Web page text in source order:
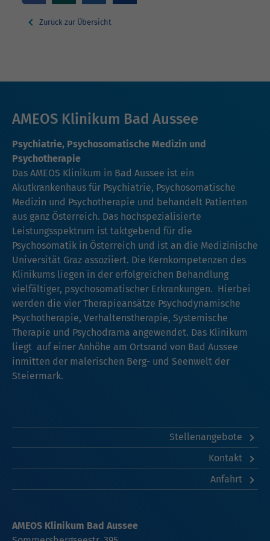
Zurück zur Übersicht
AMEOS Klinikum Bad Aussee
Psychiatrie, Psychosomatische Medizin und
Psychotherapie
Das AMEOS Klinikum in Bad Aussee ist ein
Akutkrankenhaus für Psychiatrie, Psychosomatische
Medizin und Psychotherapie und behandelt Patienten
aus ganz Österreich. Das hochspezialisierte
Leistungsspektrum ist taktgebend für die
Psychosomatik in Österreich und ist an die Medizinische
Universität Graz assoziiert. Die Kernkompetenzen des
Klinikums liegen in der erfolgreichen Behandlung
vielfältiger, psychosomatischer Erkrankungen. Hierbei
werden die vier Therapieansätze Psychodynamische
Psychotherapie, Verhaltenstherapie, Systemische
Therapie und Psychodrama angewendet. Das Klinikum
liegt auf einer Anhöhe am Ortsrand von Bad Aussee
inmitten der malerischen Berg- und Seenwelt der
Steiermark.
Stellenangebote
Kontakt
Anfahrt
AMEOS Klinikum Bad Aussee